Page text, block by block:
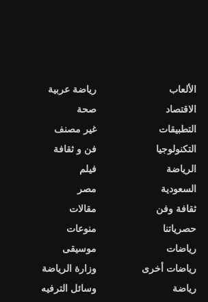
الألعاب
الاقتصاد
التطبيقات
التكنولوجيا
الرياضة
السعودية
ثقافة وفن
حصرياتنا
رياضات
رياضات أخرى
رياضة
رياضة عربية
صحة
غير مصنف
فن و ثقافة
فيلم
مصر
مقالات
منوعات
موسيقى
وزارة الرياضة
وسائل الترفيه